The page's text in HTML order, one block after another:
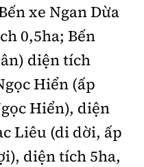
phường Giảng Võ,
Nga
Tùng,
hành:
xe Ngan Dừa
0,5ha; Bến
diện tích
Hiển (ấp
Hiển), diện
Liêu (di dời, ấp
diện tích 5ha,